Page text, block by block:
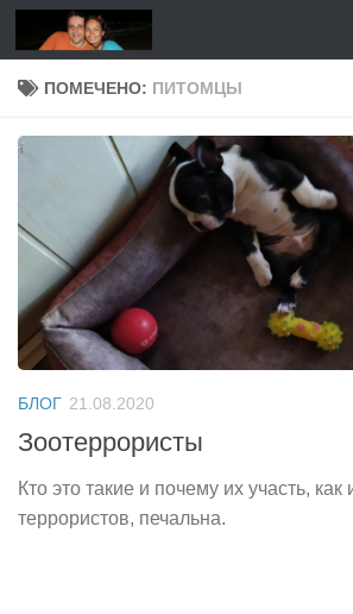
Перейти к содержимому
ПОМЕЧЕНО: ПИТОМЦЫ
БЛОГ 21.08.2020
Зоотеррористы
Кто это такие и почему их участь, как
террористов, печальна.